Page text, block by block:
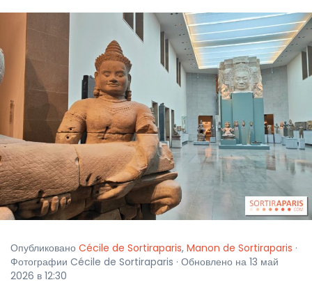
Опубликовано Cécile de Sortiraparis, Manon de Sortiraparis ·
Фотографии Cécile de Sortiraparis · Обновлено на 13 май
2026 в 12:30